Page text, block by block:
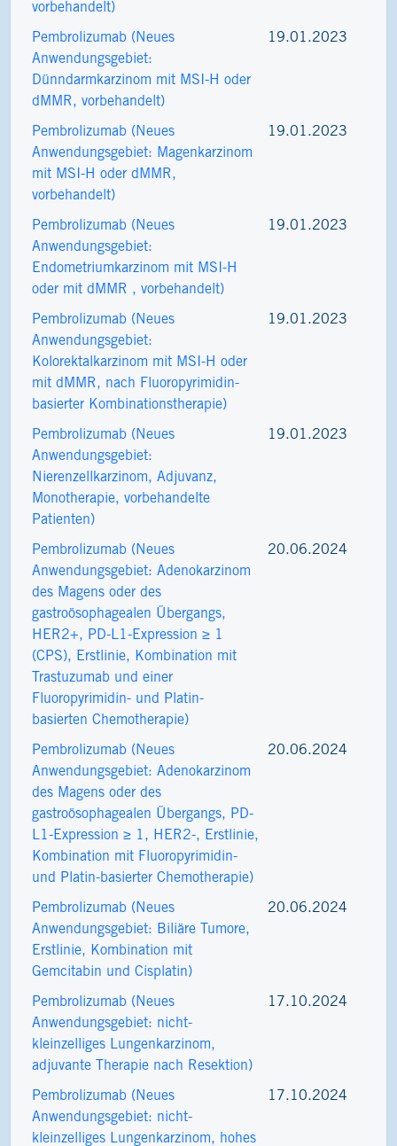
vorbehandelt)
Pembrolizumab (Neues
Anwendungsgebiet:
Dünndarmkarzinom mit MSI-H oder
dMMR, vorbehandelt)
19.01.2023
Pembrolizumab (Neues
Anwendungsgebiet: Magenkarzinom
mit MSI-H oder dMMR,
vorbehandelt)
19.01.2023
Pembrolizumab (Neues
Anwendungsgebiet:
Endometriumkarzinom mit MSI-H
oder mit dMMR , vorbehandelt)
19.01.2023
Pembrolizumab (Neues
Anwendungsgebiet:
Kolorektalkarzinom mit MSI-H oder
mit dMMR, nach Fluoropyrimidin-
basierter Kombinationstherapie)
19.01.2023
Pembrolizumab (Neues
Anwendungsgebiet:
Nierenzellkarzinom, Adjuvanz,
Monotherapie, vorbehandelte
Patienten)
19.01.2023
Pembrolizumab (Neues
Anwendungsgebiet: Adenokarzinom
des Magens oder des
gastroösophagealen Übergangs,
HER2+, PD-L1-Expression ≥ 1
(CPS), Erstlinie, Kombination mit
Trastuzumab und einer
Fluoropyrimidin- und Platin-
basierten Chemotherapie)
20.06.2024
Pembrolizumab (Neues
Anwendungsgebiet: Adenokarzinom
des Magens oder des
gastroösophagealen Übergangs, PD-
L1-Expression ≥ 1, HER2-, Erstlinie,
Kombination mit Fluoropyrimidin-
und Platin-basierter Chemotherapie)
20.06.2024
Pembrolizumab (Neues
Anwendungsgebiet: Biliäre Tumore,
Erstlinie, Kombination mit
Gemcitabin und Cisplatin)
20.06.2024
Pembrolizumab (Neues
Anwendungsgebiet: nicht-
kleinzelliges Lungenkarzinom,
adjuvante Therapie nach Resektion)
17.10.2024
Pembrolizumab (Neues
Anwendungsgebiet: nicht-
kleinzelliges Lungenkarzinom, hohes
17.10.2024